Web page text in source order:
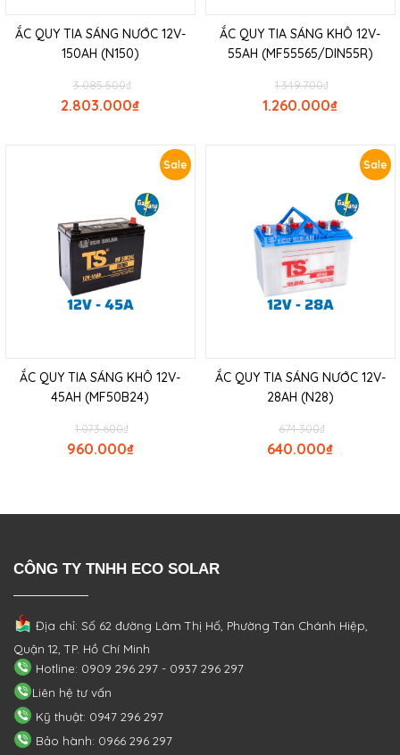
ẮC QUY TIA SÁNG NƯỚC 12V-
150AH (N150)
₫
3.085.500
₫
2.803.000
ẮC QUY TIA SÁNG KHÔ 12V-
55AH (MF55565/DIN55R)
₫
1.349.700
₫
1.260.000
Sale
ẮC QUY TIA SÁNG KHÔ 12V-
45AH (MF50B24)
₫
1.073.600
₫
960.000
Sale
ẮC QUY TIA SÁNG NƯỚC 12V-
28AH (N28)
₫
674.300
₫
640.000
CÔNG TY TNHH ECO SOLAR
Địa chỉ: Số 62 đường Lâm Thị Hố, PhườngTân Chánh Hiệp,
Quận 12, TP. Hồ Chí Minh
Hotline: 0909 296 297 - 0937 296 297
Liên hệ tư vấn
Kỹ thuật: 0947 296 297
Bảo hành: 0966 296 297